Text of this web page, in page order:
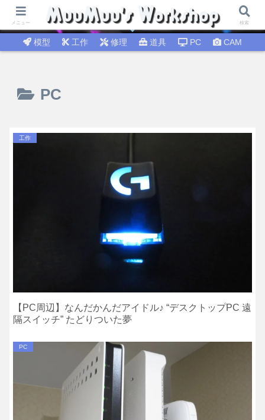
試行錯誤│DIY工作 🛠 DIY修理│温故知新
模型 工作 修理 道具 PC CAM
PC
工作
【PC周辺】なんだかんだアイドル♪ “デスクトップPC 遠
隔スイッチ” たどりついた夢
PC
メニュー 検索